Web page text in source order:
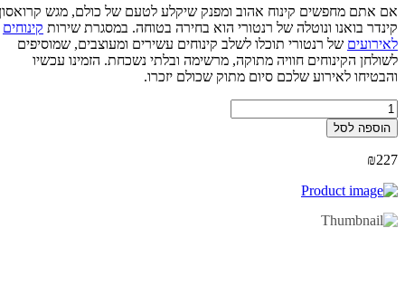
אתם מחפשים קינוח אהוב ומפנק שיקלע לטעם של כולם, מגש קרואסון
בואנו ונוטלה של רנטורי הוא בחירה בטוחה. במסגרת שירותקינוחים
של רנטורי תוכלו לשלב קינוחים עשירים ומעוצבים, שמוסיפים
הקינוחים חוויה מתוקה, מרשימה ובלתי נשכחת. הזמינו עכשיו
לאירוע שלכם סיום מתוק שכולם יזכרו.
הוספה לסל
₪